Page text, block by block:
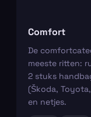
Comfort
De
meeste ritten:
2 stuks
(Škoda,
en netjes.